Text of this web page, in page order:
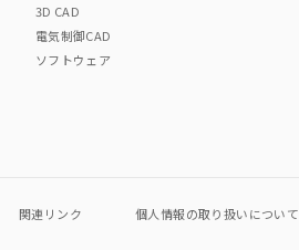
3D CAD
電気制御CAD
ソフトウェア
関連リンク 個人情報の取り扱いについて